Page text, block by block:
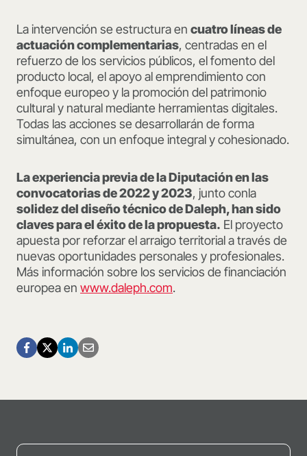
La intervención se estructura en cuatro líneas de
actuación complementarias, centradas en el
refuerzo de los servicios públicos, el fomento del
producto local, el apoyo al emprendimiento con
enfoque europeo y la promoción del patrimonio
cultural y natural mediante herramientas digitales.
Todas las acciones se desarrollarán de forma
simultánea, con un enfoque integral y cohesionado.
La experiencia previa de la Diputación en las
convocatorias de 2022 y 2023, junto conla
solidez del diseño técnico de Daleph, han sido
claves para el éxito de la propuesta. El proyecto
apuesta por reforzar el arraigo territorial a través de
nuevas oportunidades personales y profesionales.
Más información sobre los servicios de financiación
europea en www.daleph.com.